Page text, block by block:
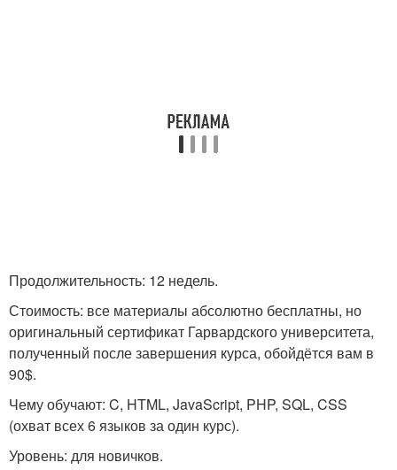
Продолжительность: 12 недель.
Стоимость: все материалы абсолютно бесплатны, но
оригинальный сертификат Гарвардского университета,
полученный после завершения курса, обойдётся вам в
90$.
Чему обучают: C, HTML, JavaScript, PHP, SQL, CSS
(охват всех 6 языков за один курс).
Уровень: для новичков.